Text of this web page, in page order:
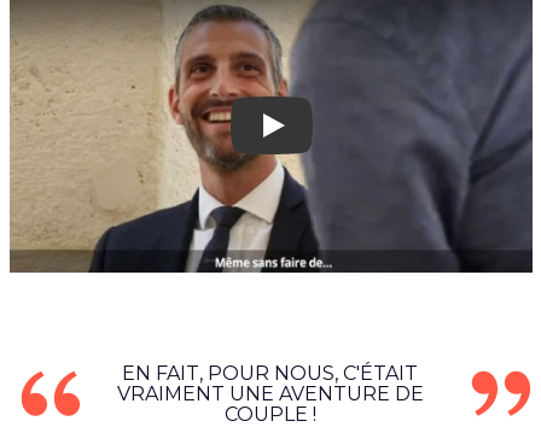
Play
EN FAIT, POUR NOUS, C'ÉTAIT
VRAIMENT UNE AVENTURE DE
COUPLE !